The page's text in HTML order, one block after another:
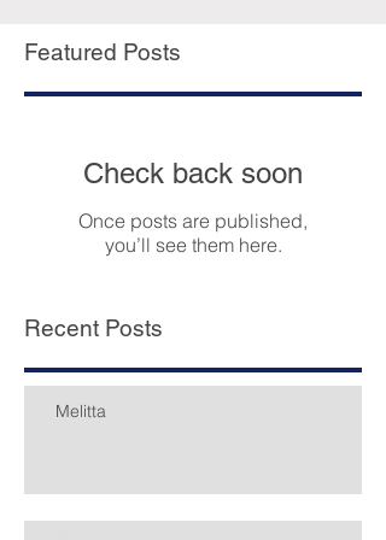
Adományozók: Beck Andrea; Czoboly Melinda
Featured Posts
Check back soon
Once posts are published,
you’ll see them here.
Recent Posts
Melitta